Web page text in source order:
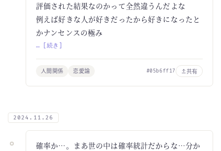
評価された結果なのかって全然違うんだよな
例えば好きな人が好きだったから好きになったと
かナンセンスの極み
… [続き]
人間関係 恋愛論 #05b6ff17 共有
2024.11.26
確率か…。まあ世の中は確率統計だからな…分か